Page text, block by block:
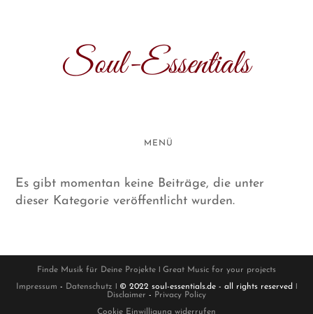
Soul-Essentials
MENÜ
Es gibt momentan keine Beiträge, die unter
dieser Kategorie veröffentlicht wurden.
Finde Musik für Deine Projekte ǀGreat Music for your projects
Impressum - Datenschutz
ǀ © 2022 soul-essentials.de - all rights reserved ǀ
Disclaimer - Privacy Policy
Cookie Einwilligung widerrufen